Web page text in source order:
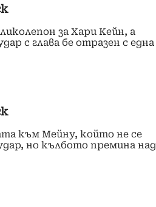
за Хари Кейн, а
с глава бе отразен с една
към Мейну, който не се
но кълбото премина над